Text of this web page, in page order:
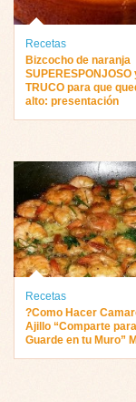
Recetas
Bizcocho de naranja
SUPERESPONJOSO
TRUCO para que
alto: presentación
Recetas
?Como Hacer
Ajillo “Comparte
Guarde en tu Muro”